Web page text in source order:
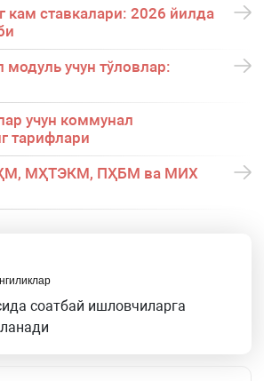
кам ставкалари: 2026 йилда
учун тўловлар:
учун коммунал
тарифлари
МҲТЭКМ, ПҲБМ ва МИХ
соатбай ишловчиларга